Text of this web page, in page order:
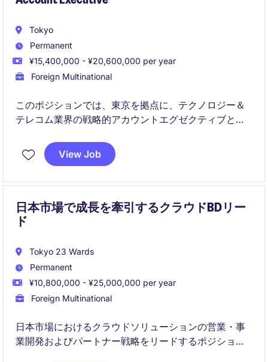
Tokyo
Permanent
¥15,400,000 - ¥20,600,000 per year
Foreign Multinational
このポジションでは、東京を拠点に、テクノロジー＆
テレコム業界の戦略的アカウントエグゼクティブとし
を推進する役割を担っていただきます。革新的なソリ
ューションを提案し、クライアントのニーズを満たす
View Job
日本市場で成長を牽引するクラウドBDリー
ド
Tokyo 23 Wards
Permanent
¥10,800,000 - ¥25,000,000 per year
Foreign Multinational
日本市場におけるクラウドソリューションの営業・事
業開発およびパートナー戦略をリードするポジション